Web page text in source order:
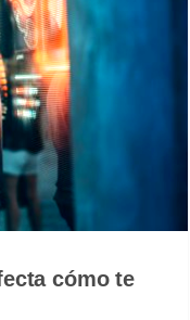
cómo te